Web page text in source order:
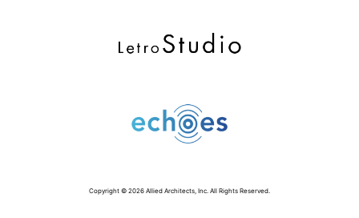
Copyright © 2026 Allied Architects, Inc. All Rights Reserved.